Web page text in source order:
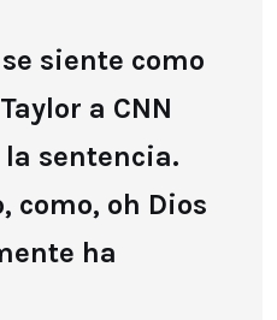
siente como
a CNN
la sentencia.
como, oh Dios
ha